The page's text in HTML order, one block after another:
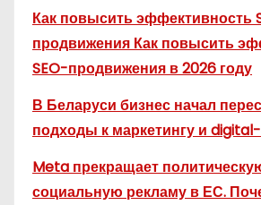
Как повысить эффективность
продвижения Как повысить
SEO-продвижения в 2026 году
В Беларуси бизнес начал
подходы к маркетингу и
Meta прекращает
социальную рекламу в ЕС.